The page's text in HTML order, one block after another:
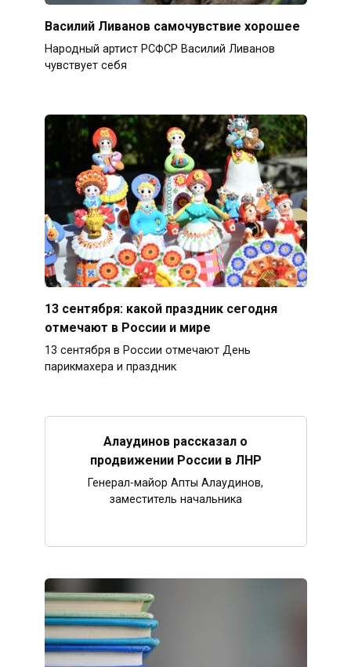
Василий Ливанов самочувствие хорошее
Народный артист РСФСР Василий Ливанов
чувствует себя
13 сентября: какой праздник сегодня
отмечают в России и мире
13 сентября в России отмечают День
парикмахера и праздник
Алаудинов рассказал о
продвижении России в ЛНР
Генерал-майор Апты Алаудинов,
заместитель начальника